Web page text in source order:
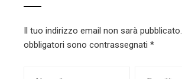
Il tuo indirizzo email non sarà pubblicato.
obbligatori sono contrassegnati *